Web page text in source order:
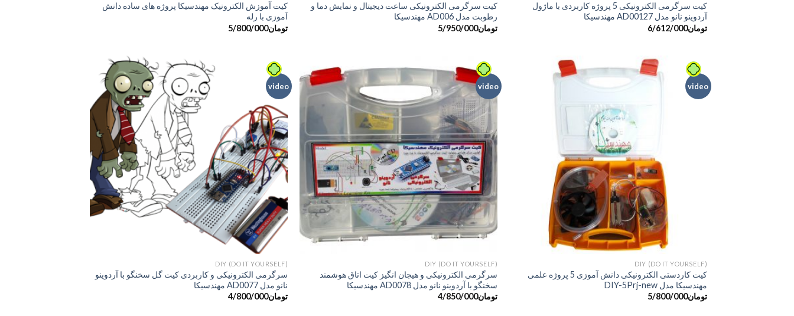
کیت سرگرمی الکترونیکی 5 پروژه کاربردی با ماژول
آردوینو نانو مدل AD00127 مهندسیکا
تومان6/612/000
کیت سرگرمی الکترونیکی ساعت دیجیتال و نمایش دما و
رطوبت مدل AD006 مهندسیکا
تومان5/950/000
کیت آموزش الکترونیک مهندسیکا پروژه های ساده دانش
آموزی با رله
تومان5/800/000
video
DIY (DO IT YOURSELF)
کیت کاردستی الکترونیکی دانش آموزی 5 پروژه علمی
مهندسیکا مدل DIY-5Prj-new
تومان5/800/000
video
+
DIY (DO IT YOURSELF)
سرگرمی الکترونیکی و هیجان انگیز کیت اتاق هوشمند
سخنگو با آردوینو نانو مدل AD0078 مهندسیکا
تومان4/850/000
video
DIY (DO IT YOURSELF)
سرگرمی الکترونیکی و کاربردی کیت گل سخنگو با آردوینو
نانو مدل AD0077 مهندسیکا
تومان4/800/000